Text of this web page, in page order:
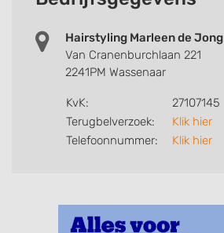
Hairstyling Marleen de Jong
Van Cranenburchlaan 221
2241PM Wassenaar
KvK:
27107145
Terugbelverzoek:
Klik hier
Telefoonnummer:
Klik hier